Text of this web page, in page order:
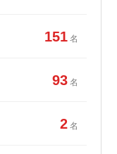
151 名
93 名
2 名